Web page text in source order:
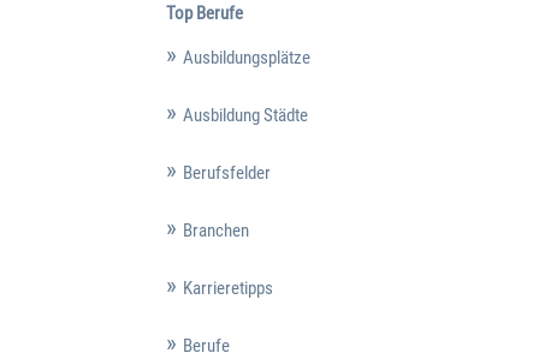
Top Berufe
Ausbildungsplätze
Ausbildung Städte
Berufsfelder
Branchen
Karrieretipps
Berufe